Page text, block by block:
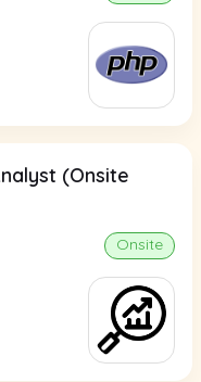
(Onsite
Onsite